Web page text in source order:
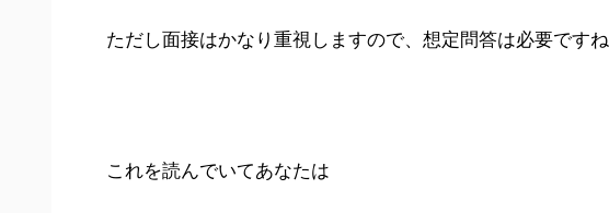
ただし面接はかなり重視しますので、想定問答は必要ですね
これを読んでいてあなたは